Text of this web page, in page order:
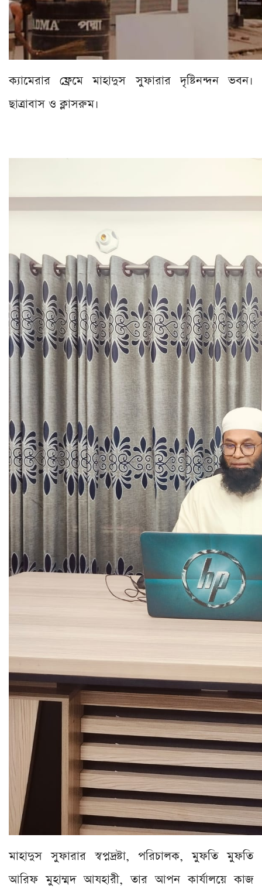
ক্যামেরার ফ্রেমে মাহাদুস সুফারার দৃষ্টিনন্দন ভবন।
ছাত্রাবাস ও ক্লাসরুম।
মাহাদুস সুফারার স্বপ্নদ্রষ্টা, পরিচালক, মুফতি মুফতি
আরিফ মুহাম্মদ আযহারী, তার আপন কার্যালয়ে কাজ